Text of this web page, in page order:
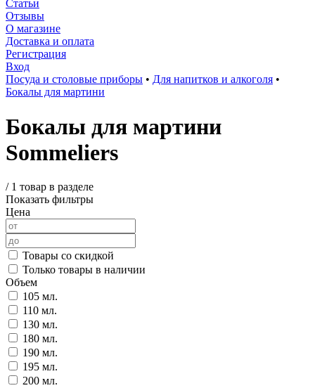
Статьи
Отзывы
О магазине
Доставка и оплата
Регистрация
Вход
Посуда и столовые приборы • Для напитков и алкоголя •
Бокалы для мартини
Бокалы для мартини
Sommeliers
/ 1 товар в разделе
Показать фильтры
Цена
Товары со скидкой
Только товары в наличии
Объем
105 мл.
110 мл.
130 мл.
180 мл.
190 мл.
195 мл.
200 мл.